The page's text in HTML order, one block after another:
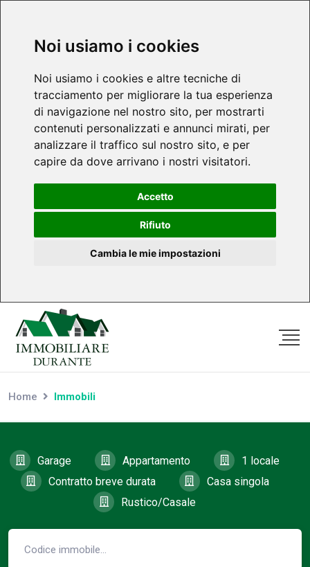
Noi usiamo i cookies
Noi usiamo i cookies e altre tecniche di
tracciamento per migliorare la tua esperienza
di navigazione nel nostro sito, per mostrarti
contenuti personalizzati e annunci mirati, per
analizzare il traffico sul nostro sito, e per
capire da dove arrivano i nostri visitatori.
Accetto
Rifiuto
Cambia le mie impostazioni
Home Immobili
Garage Appartamento
1 locale
Contratto breve durata
Casa singola
Rustico/Casale